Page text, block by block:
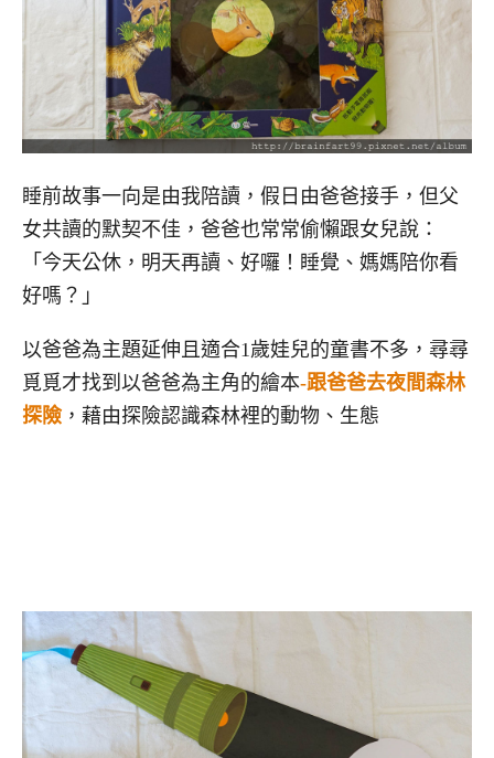
睡前故事一向是由我陪讀，假日由爸爸接手，但父
女共讀的默契不佳，爸爸也常常偷懶跟女兒說：
「今天公休，明天再讀、好囉！睡覺、媽媽陪你看
好嗎？」
以爸爸為主題延伸且適合1歲娃兒的童書不多，尋尋
覓覓才找到以爸爸為主角的繪本-跟爸爸去夜間森林
探險 ，藉由探險認識森林裡的動物、生態